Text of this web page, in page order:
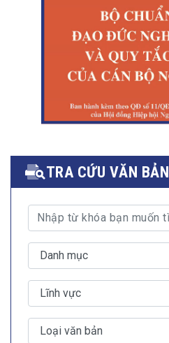
TRA CỨU VĂN BẢN